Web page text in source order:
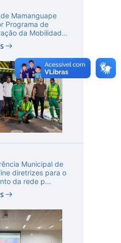
Mamanguape
Programa de
da Mobilidade
Municipal de
diretrizes para o
da rede p...